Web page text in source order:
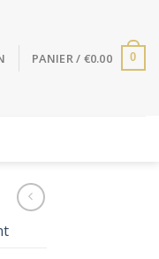
PANIER / €0.00 0